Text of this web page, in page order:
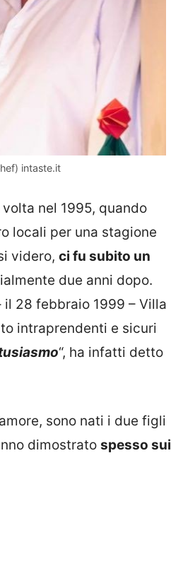
intaste.it
nel 1995, quando
locali per una stagione
videro, ci fu subito un
due anni dopo.
28 febbraio 1999 – Villa
intraprendenti e sicuri
“, ha infatti detto
sono nati i due figli
dimostrato spesso sui